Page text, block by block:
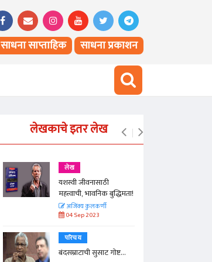
साधना साप्ताहिक साधना प्रकाशन
लेखकाचे इतर लेख
लेख
यशस्वी जीवनासाठी
महत्त्वाची, भावनिक बुद्धिमता!
अजिंक्य कुलकर्णी
04 Sep 2023
परिचय
बंदसम्राटाची सुसाट गोष्ट...